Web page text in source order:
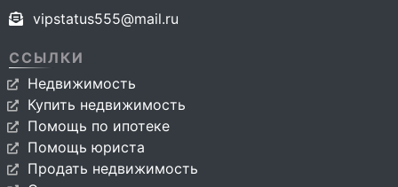
vipstatus555@mail.ru
ССЫЛКИ
Недвижимость
Купить недвижимость
Помощь по ипотеке
Помощь юриста
Продать недвижимость